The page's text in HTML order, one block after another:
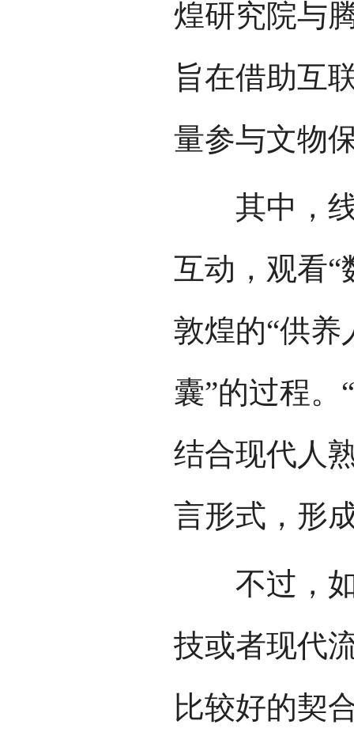
煌研究院与
旨在借助互
量参与文物
其中，线
互动，观看“
敦煌的“供养
囊”的过程。
结合现代人
言形式，形
不过，如
技或者现代
比较好的契